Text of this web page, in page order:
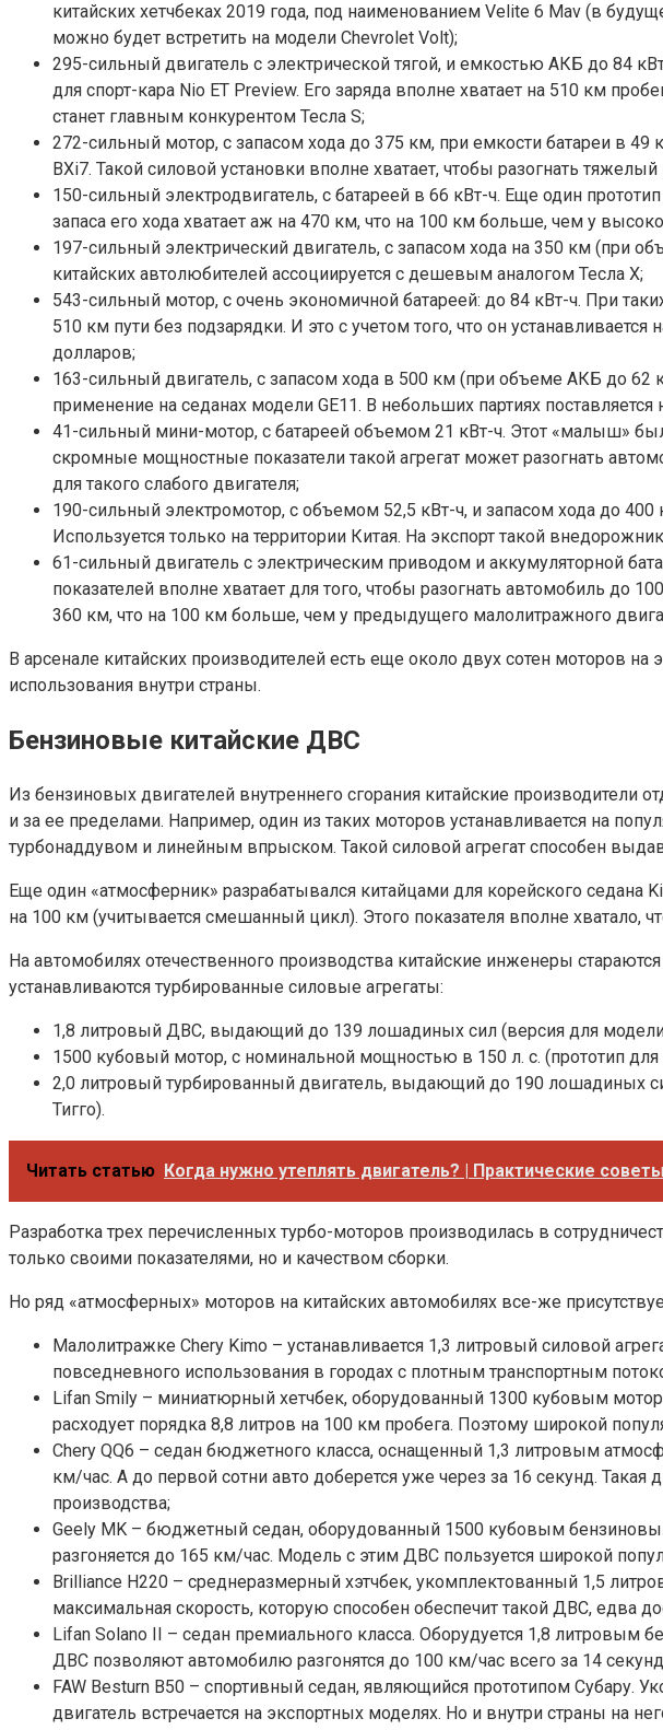
китайских хетчбеках 2019 года, под наименованием Velite 6 Mav (в
можно будет встретить на модели Chevrolet Volt);
295-сильный двигатель с электрической тягой, и емкостью АКБ до 84
для спорт-кара Nio ET Preview. Его заряда вполне хватает на 510 км
станет главным конкурентом Тесла S;
272-сильный мотор, с запасом хода до 375 км, при емкости батареи в 49
BXi7. Такой силовой установки вполне хватает, чтобы разогнать
150-сильный электродвигатель, с батареей в 66 кВт-ч. Еще один
запаса его хода хватает аж на 470 км, что на 100 км больше, чем у
197-сильный электрический двигатель, с запасом хода на 350 км (при
китайских автолюбителей ассоциируется с дешевым аналогом Тесла Х;
543-сильный мотор, с очень экономичной батареей: до 84 кВт-ч. При
510 км пути без подзарядки. И это с учетом того, что он
долларов;
163-сильный двигатель, с запасом хода в 500 км (при объеме АКБ до 62
применение на седанах модели GE11. В небольших партиях
41-сильный мини-мотор, с батареей объемом 21 кВт-ч. Этот «малыш»
скромные мощностные показатели такой агрегат может разогнать
для такого слабого двигателя;
190-сильный электромотор, с объемом 52,5 кВт-ч, и запасом хода до 400
Используется только на территории Китая. На экспорт такой
61-сильный двигатель с электрическим приводом и аккумуляторной
показателей вполне хватает для того, чтобы разогнать автомобиль до
360 км, что на 100 км больше, чем у предыдущего малолитражного
В арсенале китайских производителей есть еще около двух сотен моторов
использования внутри страны.
Бензиновые китайские ДВС
Из бензиновых двигателей внутреннего сгорания китайские производители
и за ее пределами. Например, один из таких моторов устанавливается на
турбонаддувом и линейным впрыском. Такой силовой агрегат способен
Еще один «атмосферник» разрабатывался китайцами для корейского седана
на 100 км (учитывается смешанный цикл). Этого показателя вполне хватало,
На автомобилях отечественного производства китайские инженеры
устанавливаются турбированные силовые агрегаты:
1,8 литровый ДВС, выдающий до 139 лошадиных сил (версия для
1500 кубовый мотор, с номинальной мощностью в 150 л. с. (прототип для
2,0 литровый турбированный двигатель, выдающий до 190 лошадиных
Тигго).
Читать статью Когда нужно утеплять двигатель? | Практические
Разработка трех перечисленных турбо-моторов производилась в
только своими показателями, но и качеством сборки.
Но ряд «атмосферных» моторов на китайских автомобилях все-же
Малолитражке Chery Kimo – устанавливается 1,3 литровый силовой
повседневного использования в городах с плотным транспортным
Lifan Smily – миниатюрный хетчбек, оборудованный 1300 кубовым
расходует порядка 8,8 литров на 100 км пробега. Поэтому широкой
Chery QQ6 – седан бюджетного класса, оснащенный 1,3 литровым
км/час. А до первой сотни авто доберется уже через за 16 секунд.
производства;
Geely MK – бюджетный седан, оборудованный 1500 кубовым
разгоняется до 165 км/час. Модель с этим ДВС пользуется широкой
Brilliance H220 – среднеразмерный хэтчбек, укомплектованный 1,5
максимальная скорость, которую способен обеспечит такой ДВС, едва
Lifan Solano II – седан премиального класса. Оборудуется 1,8
ДВС позволяют автомобилю разгонятся до 100 км/час всего за 14
FAW Besturn B50 – спортивный седан, являющийся прототипом
двигатель встречается на экспортных моделях. Но и внутри страны на